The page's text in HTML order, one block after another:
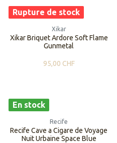
Rupture de stock
Xikar
Xikar Briquet Ardore Soft Flame
Gunmetal
95,00 CHF
En stock
Recife
Recife Cave a Cigare de Voyage
Nuit Urbaine Space Blue